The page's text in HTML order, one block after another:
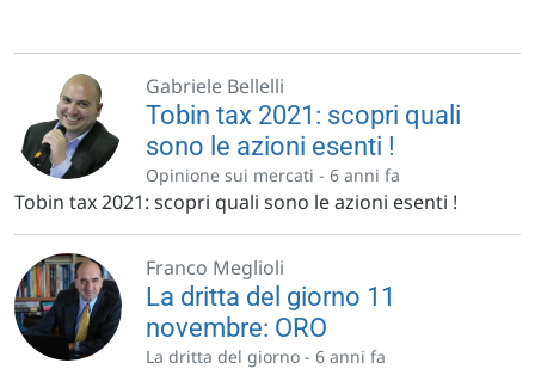
Gabriele Bellelli
Tobin tax 2021: scopri quali
sono le azioni esenti !
Opinione sui mercati - 6 anni fa
Tobin tax 2021: scopri quali sono le azioni esenti !
Franco Meglioli
La dritta del giorno 11
novembre: ORO
La dritta del giorno - 6 anni fa